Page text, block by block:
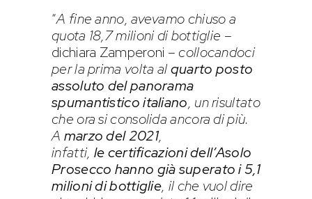
“A fine anno, avevamo chiuso a
quota 18,7 milioni di bottiglie –
dichiara Zamperoni –collocandoci
per la prima volta alquarto posto
assoluto del panorama
spumantistico italiano, un risultato
che ora si consolida ancora di più.
A marzo del 2021,
infatti, lecertificazioni dell’Asolo
Prosecco hanno già superato i 5,1
milioni di bottiglie, il che vuol dire